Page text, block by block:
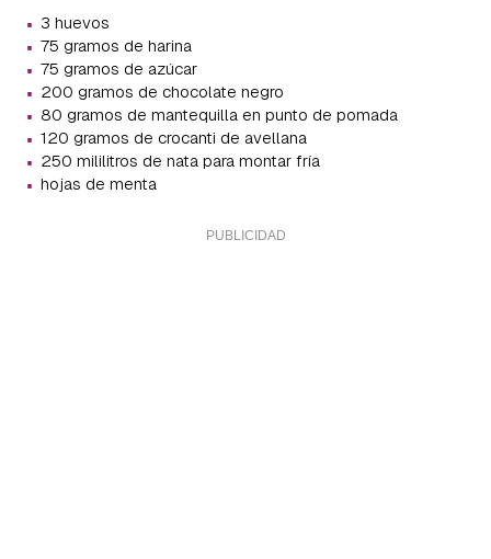
· 3 huevos
· 75 gramos de harina
· 75 gramos de azúcar
· 200 gramos de chocolate negro
· 80 gramos de mantequilla en punto de pomada
· 120 gramos de crocanti de avellana
· 250 mililitros de nata para montar fría
· hojas de menta